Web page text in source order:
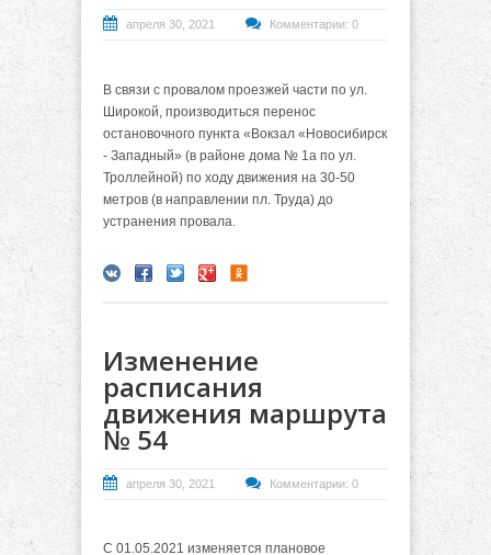
апреля 30, 2021 Комментарии: 0
В связи с провалом проезжей части по ул.
Широкой, производиться перенос
остановочного пункта «Вокзал «Новосибирск
- Западный» (в районе дома № 1а по ул.
Троллейной) по ходу движения на 30-50
метров (в направлении пл. Труда) до
устранения провала.
Изменение
расписания
движения маршрута
№ 54
апреля 30, 2021 Комментарии: 0
С 01.05.2021 изменяется плановое